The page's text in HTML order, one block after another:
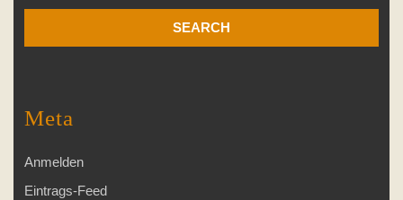
Meta
Anmelden
Eintrags-Feed